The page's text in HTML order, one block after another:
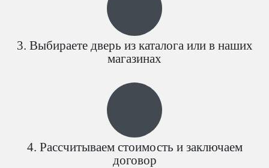
Выбираете дверь из каталога или в наших
магазинах
Рассчитываем стоимость и заключаем
договор